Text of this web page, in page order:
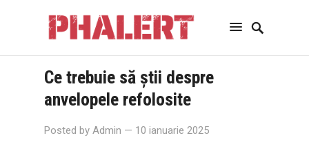
Ce trebuie să știi despre
anvelopele refolosite
Posted by Admin — 10 ianuarie 2025